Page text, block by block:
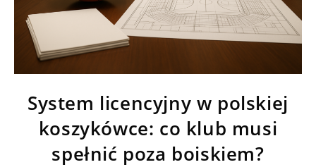
System licencyjny w polskiej
koszykówce: co klub musi
spełnić poza boiskiem?